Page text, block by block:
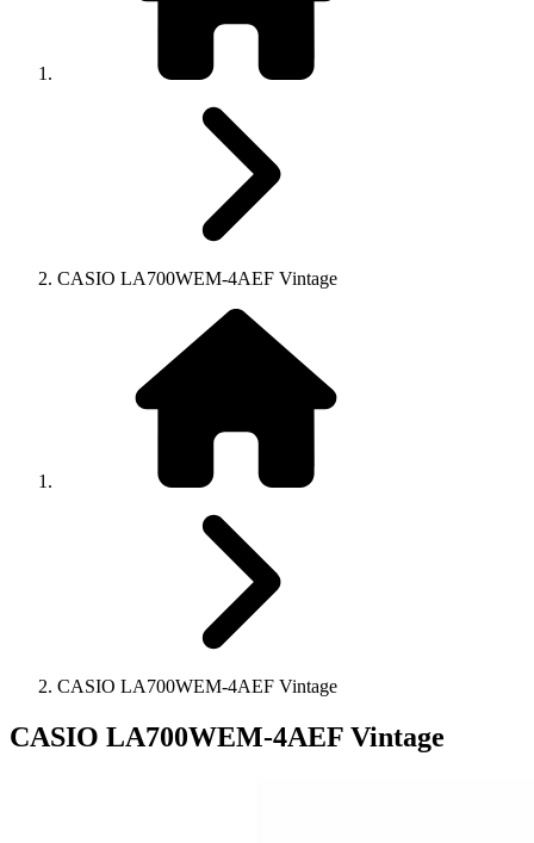
CASIO LA700WEM-4AEF Vintage
CASIO LA700WEM-4AEF Vintage
CASIO LA700WEM-4AEF Vintage